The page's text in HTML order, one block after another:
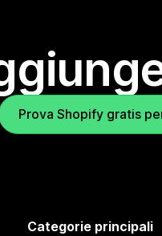
Prova Shopify gratis
Categorie principali